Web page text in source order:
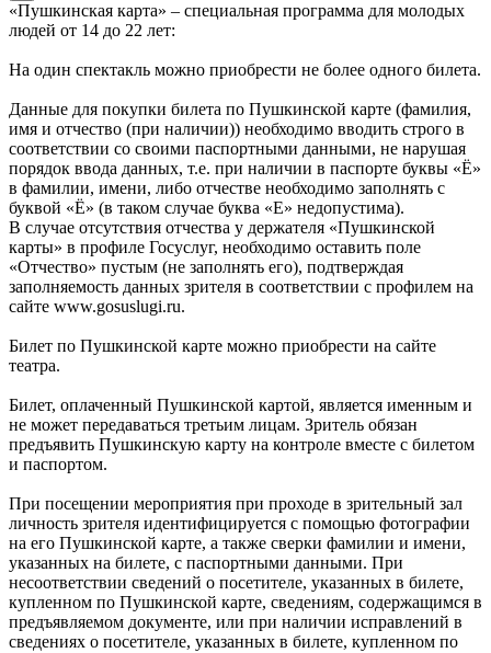
«Пушкинская карта» – специальная программа для молодых
людей от 14 до 22 лет:
На один спектакль можно приобрести не более одного билета.
Данные для покупки билета по Пушкинской карте (фамилия,
имя и отчество (при наличии)) необходимо вводить строго в
соответствии со своими паспортными данными, не нарушая
порядок ввода данных, т.е. при наличии в паспорте буквы «Ё»
в фамилии, имени, либо отчестве необходимо заполнять с
буквой «Ё» (в таком случае буква «Е» недопустима).
В случае отсутствия отчества у держателя «Пушкинской
карты» в профиле Госуслуг, необходимо оставить поле
«Отчество» пустым (не заполнять его), подтверждая
заполняемость данных зрителя в соответствии с профилем на
сайте www.gosuslugi.ru.
Билет по Пушкинской карте можно приобрести на сайте
театра.
Билет, оплаченный Пушкинской картой, является именным и
не может передаваться третьим лицам. Зритель обязан
предъявить Пушкинскую карту на контроле вместе с билетом
и паспортом.
При посещении мероприятия при проходе в зрительный зал
личность зрителя идентифицируется с помощью фотографии
на его Пушкинской карте, а также сверки фамилии и имени,
указанных на билете, с паспортными данными. При
несоответствии сведений о посетителе, указанных в билете,
купленном по Пушкинской карте, сведениям, содержащимся в
предъявляемом документе, или при наличии исправлений в
сведениях о посетителе, указанных в билете, купленном по